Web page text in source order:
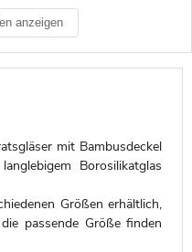
anzeigen
mit Bambusdeckel
Borosilikatglas
Größen erhältlich,
passende Größe finden